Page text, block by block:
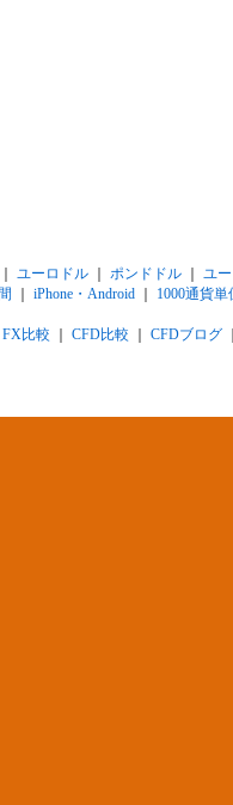
ユーロドル｜ ポンドドル｜ ユ
iPhone・Android 1000通貨単
FX比較 CFD比較 CFDブログ